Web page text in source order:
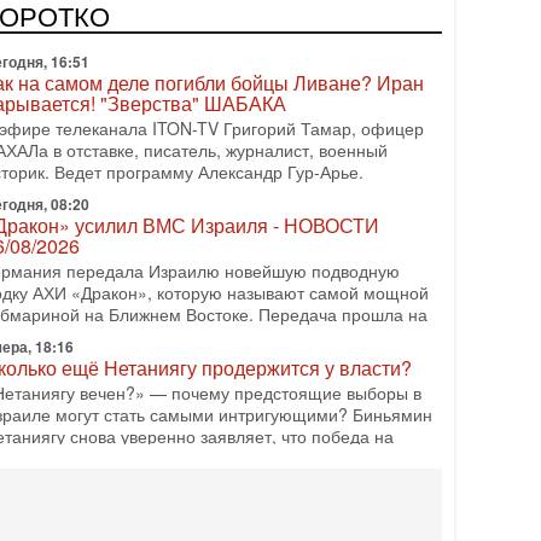
АХИ «Дракон» (Drakon), которая уже стала самой
субмариной в истории ЦАХАЛ. Но почему её
16:51
на самом деле погибли бойцы Ливане? Иран
"Зверства" ШАБАКА
телеканала ITON-TV Григорий Тамар, офицер
в отставке, писатель, журналист, военный
Ведет программу Александр Гур-Арье.
08:20
усилил ВМС Израиля - НОВОСТИ
08/2026
передала Израилю новейшую подводную
АХИ «Дракон», которую называют самой мощной
на Ближнем Востоке. Передача прошла на
18:16
ещё Нетаниягу продержится у власти?
вечен?» — почему предстоящие выборы в
могут стать самыми интригующими? Биньямин
снова уверенно заявляет, что победа на